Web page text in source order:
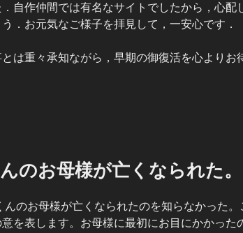
自作仲間では有名なサイトでしたから，心配
．お元気なご様子を拝見して，一安心です．
とは重々承知ながら，早期の御復活を心よりお
のお母様が亡くなられた。
んのお母様が亡くなられたのを知らなかった。
を表します。お母様に最初にお目にかかった